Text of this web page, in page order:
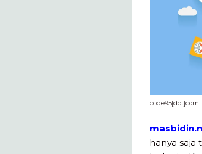
code95[dot]com
hanya saja